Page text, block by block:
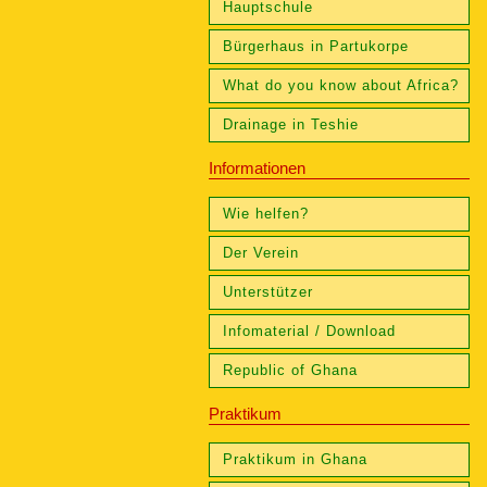
Hauptschule
Bürgerhaus in Partukorpe
What do you know about Africa?
Drainage in Teshie
Informationen
Navigation
überspringen
Wie helfen?
Der Verein
Unterstützer
Infomaterial / Download
Republic of Ghana
Praktikum
Navigation
überspringen
Praktikum in Ghana